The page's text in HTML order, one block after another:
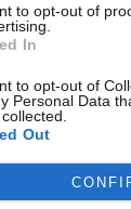
to opt-out of
In
to opt-out of
Personal Data
Out
Ciorbă
ment az